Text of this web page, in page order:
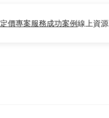
定價專案服務成功案例線上資源